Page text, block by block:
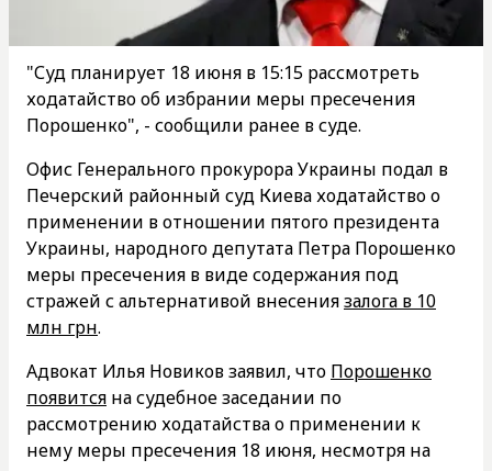
"Суд планирует 18 июня в 15:15 рассмотреть
ходатайство об избрании меры пресечения
Порошенко", - сообщили ранее в суде.
Офис Генерального прокурора Украины подал в
Печерский районный суд Киева ходатайство о
применении в отношении пятого президента
Украины, народного депутата Петра Порошенко
меры пресечения в виде содержания под
стражей с альтернативой внесениязалога в 10
млн грн.
Адвокат Илья Новиков заявил, что Порошенко
появится на судебное заседании по
рассмотрению ходатайства о применении к
нему меры пресечения 18 июня, несмотря на